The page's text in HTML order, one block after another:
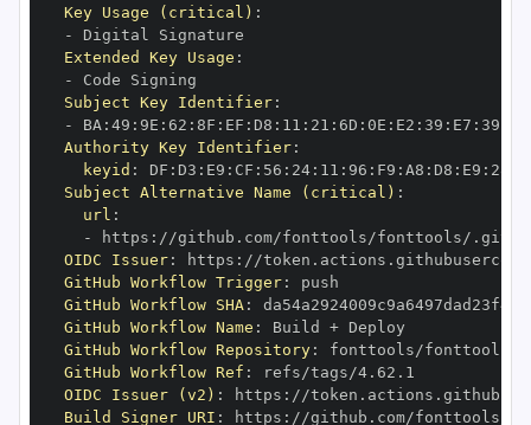
Key Usage (critical) :
-
Extended Key Usage :
-
Subject Key Identifier:
-
BA : 49 : 9E : 62 : 8F : EF : D8 : 11 : 21 : 6D : 0E : E2 : 39 : E7 : 39
Authority Key Identifier:
keyid : DF : D3 : E9 : CF : 56 : 24: 11 : 96 : F9 : A8 : D8 : E9 : 28
Subject Alternative Name (critical) :
url :
-
https :
OIDC Issuer: https :
GitHub Workflow Trigger:
GitHub Workflow SHA:
GitHub Workflow Name :
GitHub Workflow Repository:
GitHub Workflow Ref :
OIDC Issuer (v2) : https :
Build Signer URI : https :